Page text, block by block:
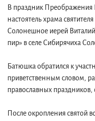
В праздник Преображения
настоятель храма
Солонешное иерей
пир» в селе Сибирячиха
Батюшка обратился к
приветственным словом,
православных праздников,
После окропления святой